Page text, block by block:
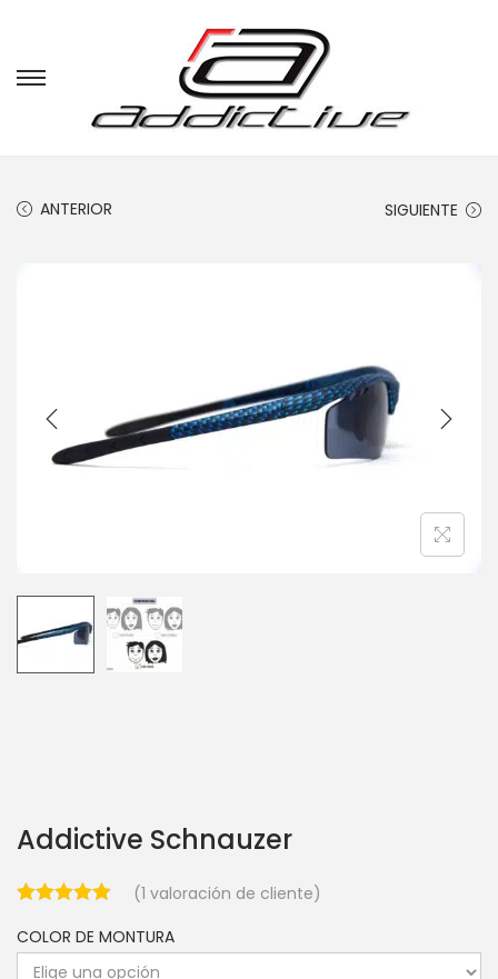
ANTERIOR SIGUIENTE
Addictive Schnauzer
(1 valoración de cliente)
COLOR DE MONTURA